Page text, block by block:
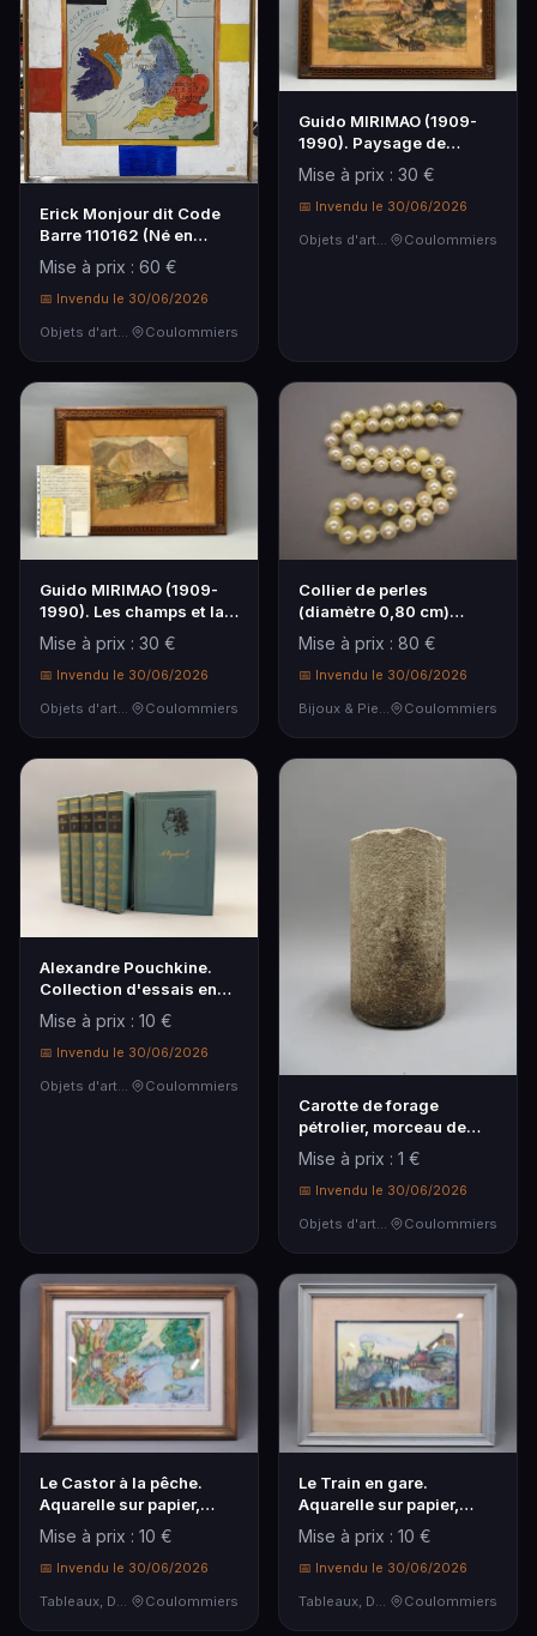
Erick Monjour dit Code
Barre 110162 (Né en
1962).
Mise à prix : 60 €
📅 Invendu le 30/06/2026
Objets d'art & Curiosités
Coulommiers
Guido MIRIMAO (1909-
1990). Paysage de
montage animé d'une
ca…
Mise à prix : 30 €
📅 Invendu le 30/06/2026
Coulommiers
Guido MIRIMAO (1909-
1990). Les champs et la
montagne.
Mise à prix : 30 €
📅 Invendu le 30/06/2026
Objets d'art & Curiosités
Coulommiers
Collier de perles
(diamètre 0,80 cm)
choquer, fermoir en or …
Mise à prix : 80 €
📅 Invendu le 30/06/2026
Bijoux & Pierres Précieuses
Coulommiers
Alexandre Pouchkine.
Collection d'essais en
six volumes en r…
Mise à prix : 10 €
📅 Invendu le 30/06/2026
Objets d'art & Curiosités
Coulommiers
Carotte de forage
pétrolier, morceau de
sédiment.
Mise à prix : 1 €
📅 Invendu le 30/06/2026
Objets d'art & Curiosités
Coulommiers
Le Castor à la pêche.
Aquarelle sur papier,
encadrée sous ve…
Mise à prix : 10 €
📅 Invendu le 30/06/2026
Tableaux, Dessins & Estampes
Coulommiers
Le Train en gare.
Aquarelle sur papier,
signée Didier en bas…
Mise à prix : 10 €
📅 Invendu le 30/06/2026
Tableaux, Dessins & Estampes
Coulommiers